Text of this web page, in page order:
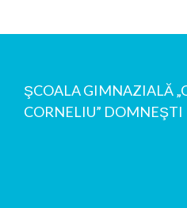
ŞCOALA GIMNAZIALĂ
CORNELIU” DOMNEŞTI